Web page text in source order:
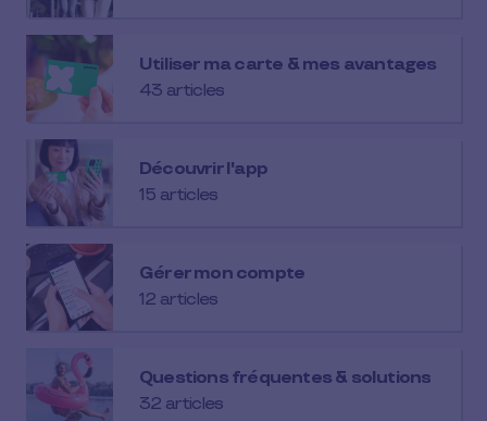
Utiliser ma carte & mes avantages
43 articles
Découvrir l'app
15 articles
Gérer mon compte
12 articles
Questions fréquentes & solutions
32 articles